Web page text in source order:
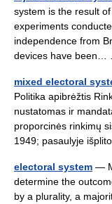
system is the result
experiments
independence from
devices have
mixed electoral
Politika apibrėžtis
nustatomas ir
proporcinės rinkimų
1949; pasaulyje
electoral system —
determine the
by a plurality, a